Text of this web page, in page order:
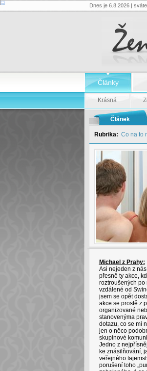
Téma:
Dnes je 6.8.2026 |
Články
Krásná
Článek
Rubrika: Co na to
Michael z Prahy:
Asi nejeden z
přesně ty akce,
roztroušených po
vzdálené od
jsem se opět
akce se prostě z
organizované
stanovenýma
dotazu, co se mi
jen o něco
skupinové
Jedno z
ke znásilňování,
veřejného
porušení toho